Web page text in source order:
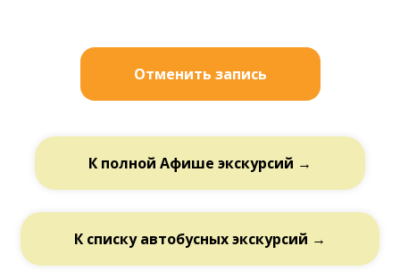
Отменить запись
К полной Афише экскурсий →
К списку автобусных экскурсий →